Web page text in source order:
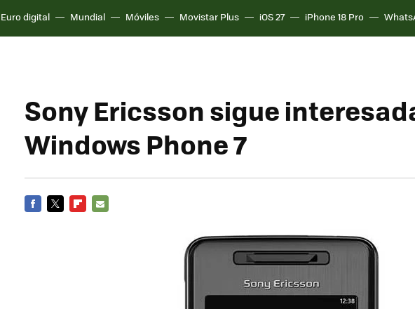
Euro digital Mundial Móviles Movistar Plus iOS 27 iPhone 18 Pro
Pixel 10a
Sony Ericsson sigue
Windows Phone 7